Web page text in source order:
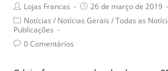
Post
author:
Lojas Francas
Post26 de março de 2019
Post
category:
Notícias / Notícias Gerais / Todas as
Publicações
Post0 Comentários